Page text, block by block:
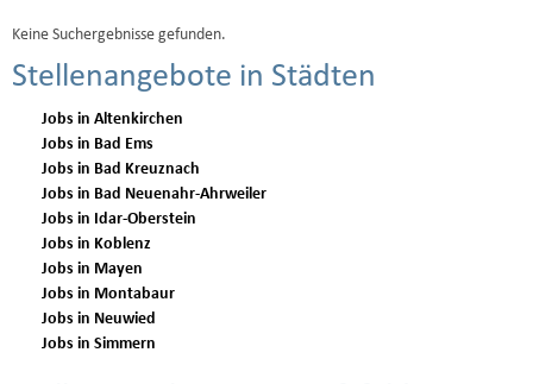
Keine Suchergebnisse gefunden.
Stellenangebote in Städten
Jobs in Altenkirchen
Jobs in Bad Ems
Jobs in Bad Kreuznach
Jobs in Bad Neuenahr-Ahrweiler
Jobs in Idar-Oberstein
Jobs in Koblenz
Jobs in Mayen
Jobs in Montabaur
Jobs in Neuwied
Jobs in Simmern